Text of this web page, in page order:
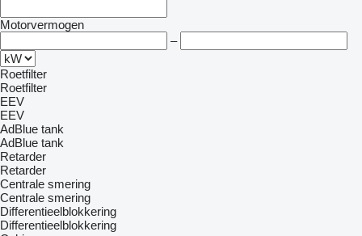
Motorvermogen
–
Roetfilter
Roetfilter
EEV
EEV
AdBlue tank
AdBlue tank
Retarder
Retarder
Centrale smering
Centrale smering
Differentieelblokkering
Differentieelblokkering